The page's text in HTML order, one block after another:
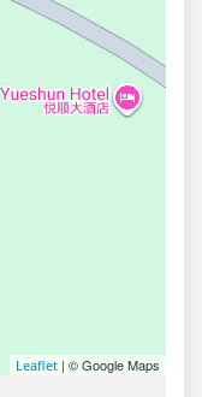
Leaflet | © Google Maps